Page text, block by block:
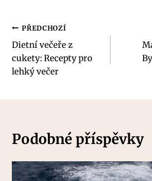
Navigace
pro
příspěvek
PŘEDCHOZÍ
Dietní večeře z
cukety: Recepty pro
lehký večer
Podobné příspěvky